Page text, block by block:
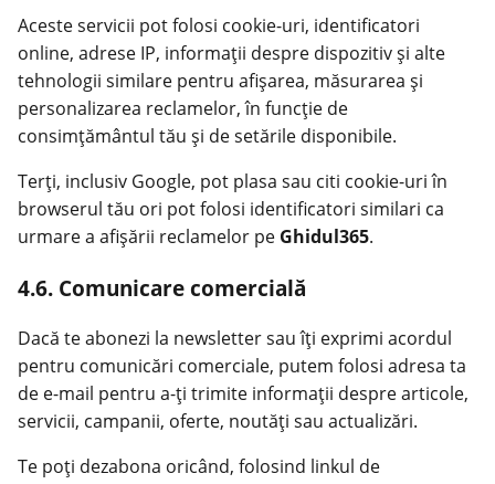
Aceste servicii pot folosi cookie-uri, identificatori
online, adrese IP, informații despre dispozitiv și alte
tehnologii similare pentru afișarea, măsurarea și
personalizarea reclamelor, în funcție de
consimțământul tău și de setările disponibile.
Terți, inclusiv Google, pot plasa sau citi cookie-uri în
browserul tău ori pot folosi identificatori similari ca
urmare a afișării reclamelor pe Ghidul365.
4.6. Comunicare comercială
Dacă te abonezi la newsletter sau îți exprimi acordul
pentru comunicări comerciale, putem folosi adresa ta
de e-mail pentru a-ți trimite informații despre articole,
servicii, campanii, oferte, noutăți sau actualizări.
Te poți dezabona oricând, folosind linkul de